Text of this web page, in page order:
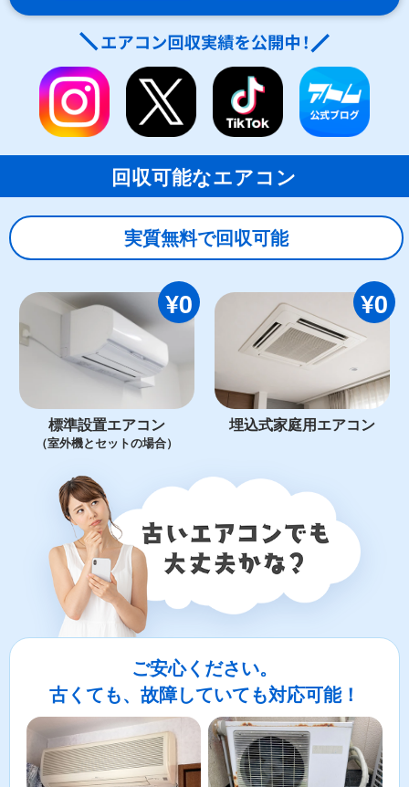
回収可能なエアコン
実質無料で回収可能
¥0
標準設置エアコン
（室外機とセットの場合）
¥0
埋込式家庭用エアコン
ご安心ください。
古くても、故障していても対応可能！